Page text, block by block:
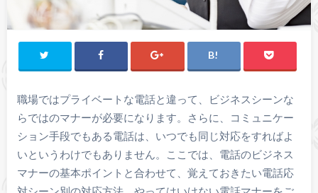
職場ではプライベートな電話と違って、ビジネスシーンな
らではのマナーが必要になります。さらに、コミュニケー
ション手段でもある電話は、いつでも同じ対応をすればよ
いというわけでもありません。ここでは、電話のビジネス
マナーの基本ポイントと合わせて、覚えておきたい電話応